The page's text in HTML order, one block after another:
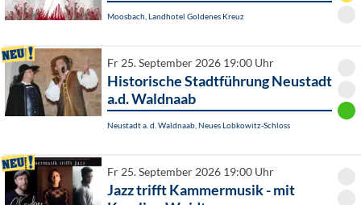
Moosbach, Landhotel Goldenes Kreuz
Fr 25. September 2026 19:00 Uhr
Historische Stadtführung Neustadt
a.d. Waldnaab
Neustadt a. d. Waldnaab, Neues Lobkowitz-Schloss
Fr 25. September 2026 19:00 Uhr
Jazz trifft Kammermusik - mit